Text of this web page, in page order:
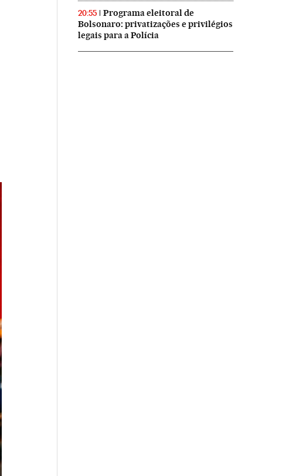
20:55
Programa eleitoral de
Bolsonaro: privatizações e privilégios
legais para a Polícia